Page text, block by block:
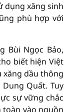
dụng xăng sinh
phù hợp với
Bùi Ngọc Bảo,
biết hiện Việt
xăng dầu thông
Quất. Tuy
sự vững chắc
toàn vào nguồn